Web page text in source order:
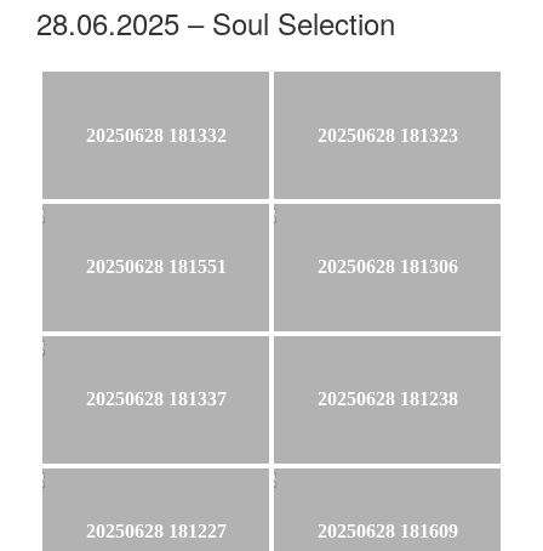
28.06.2025 – Soul Selection
20250628 181332 20250628 181323
20250628 181551 20250628 181306
20250628 181337 20250628 181238
20250628 181227 20250628 181609